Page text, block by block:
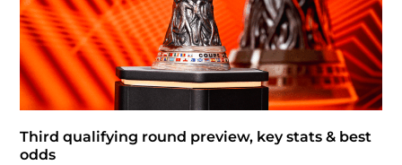
Third qualifying round preview, key stats & best
odds